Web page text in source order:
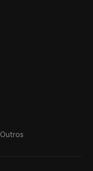
Outros